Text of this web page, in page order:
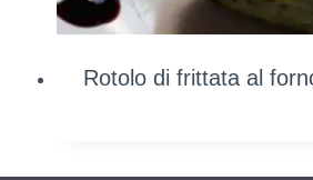
Rotolo di frittata al